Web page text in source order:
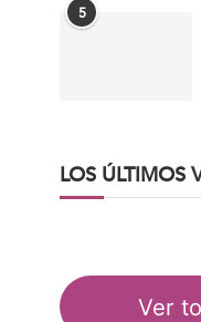
5
LOS ÚLTIMOS
Ver